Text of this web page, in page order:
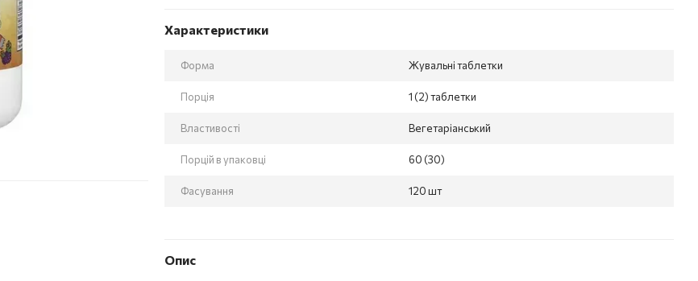
Характеристики
Форма Жувальні таблетки
Порція 1 (2) таблетки
Властивості Вегетаріанський
Порцій в упаковці 60 (30)
Фасування 120 шт
Опис